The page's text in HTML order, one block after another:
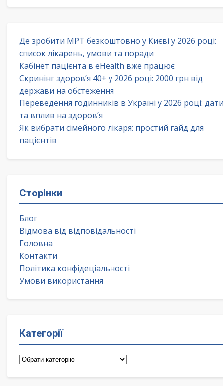
Де зробити МРТ безкоштовно у Києві у 2026 році:
список лікарень, умови та поради
Кабінет пацієнта в eHealth вже працює
Скринінг здоров’я 40+ у 2026 році: 2000 грн від
держави на обстеження
Переведення годинників в Україні у 2026 році: дати
та вплив на здоров’я
Як вибрати сімейного лікаря: простий гайд для
пацієнтів
Сторінки
Блог
Відмова від відповідальності
Головна
Контакти
Політика конфідеціальності
Умови використання
Категорії
Категорії